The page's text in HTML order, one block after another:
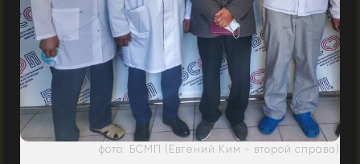
фото: БСМП (Евгений Ким - второй справа)